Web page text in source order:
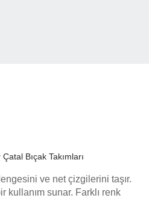
Bıçak Takımları
ve net çizgilerini taşır.
kullanım sunar. Farklı renk